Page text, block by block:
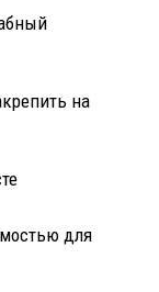
на
для